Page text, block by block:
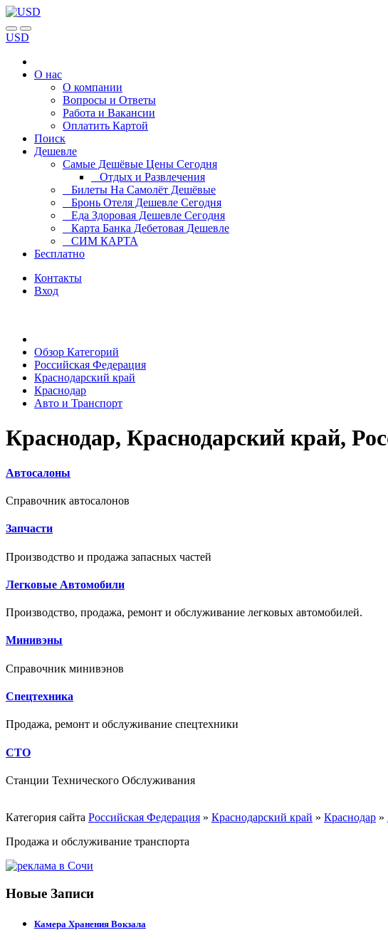
USD
О нас
О компании
Вопросы и Ответы
Работа и Вакансии
Оплатить Картой
Поиск
Дешевле
Самые Дешёвые Цены Сегодня
Отдых и Развлечения
Билеты На Самолёт Дешёвые
Бронь Отеля Дешевле Сегодня
Еда Здоровая Дешевле Сегодня
Карта Банка Дебетовая Дешевле
СИМ КАРТА
Бесплатно
Контакты
Вход
Обзор Категорий
Российская Федерация
Краснодарский край
Краснодар
Авто и Транспорт
Краснодар, Краснодарский край,
Автосалоны
Справочник автосалонов
Запчасти
Производство и продажа запасных частей
Легковые Автомобили
Производство, продажа, ремонт и обслуживание легковых автомобилей.
Минивэны
Справочник минивэнов
Спецтехника
Продажа, ремонт и обслуживание спецтехники
СТО
Станции Технического Обслуживания
Категория сайта Российская Федерация » Краснодарский край » Краснодар »
Продажа и обслуживание транспорта
Новые Записи
Камера Хранения Вокзала